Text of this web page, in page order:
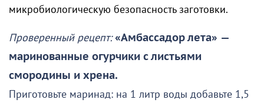
микробиологическую безопасность заготовки.
Проверенный рецепт:«Амбассадор лета» —
маринованные огурчики с листьями
смородины и хрена.
Приготовьте маринад: на 1 литр воды добавьте 1,5